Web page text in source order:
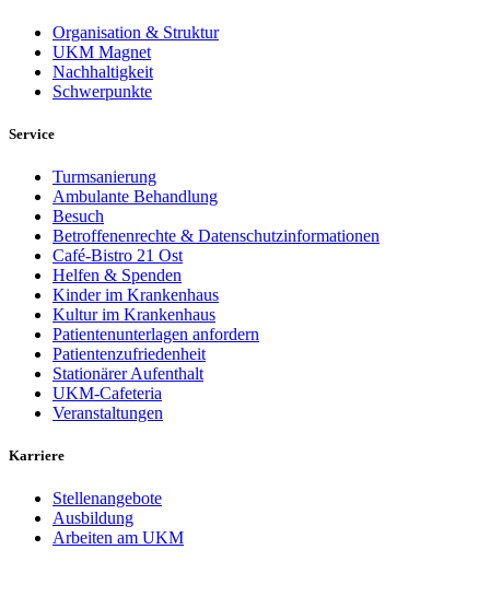
Organisation & Struktur
UKM Magnet
Nachhaltigkeit
Schwerpunkte
Service
Turmsanierung
Ambulante Behandlung
Besuch
Betroffenenrechte & Datenschutzinformationen
Café-Bistro 21 Ost
Helfen & Spenden
Kinder im Krankenhaus
Kultur im Krankenhaus
Patientenunterlagen anfordern
Patientenzufriedenheit
Stationärer Aufenthalt
UKM-Cafeteria
Veranstaltungen
Karriere
Stellenangebote
Ausbildung
Arbeiten am UKM